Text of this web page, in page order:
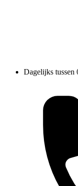
Dagelijks tussen